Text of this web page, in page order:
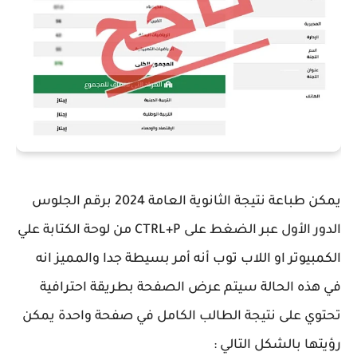
يمكن طباعة نتيجة الثانوية العامة 2024 برقم الجلوس
الدور الأول عبر الضغط على CTRL+P من لوحة الكتابة علي
الكمبيوتر او اللاب توب أنه أمر بسيطة جدا والمميز انه
في هذه الحالة سيتم عرض الصفحة بطريقة احترافية
تحتوي على نتيجة الطالب الكامل في صفحة واحدة يمكن
رؤيتها بالشكل التالي :